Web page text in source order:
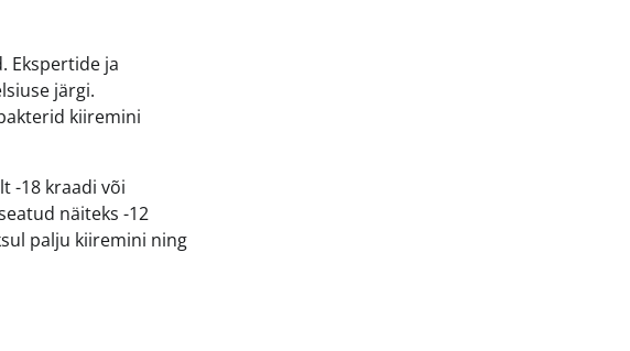
Ekspertide ja
järgi.
kiiremini
-18 kraadi või
näiteks -12
palju kiiremini ning